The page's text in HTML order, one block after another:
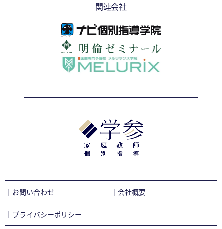
関連会社
｜お問い合わせ ｜会社概要
｜プライバシーポリシー